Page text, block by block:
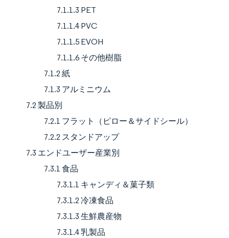
7.1.1.3 PET
7.1.1.4 PVC
7.1.1.5 EVOH
7.1.1.6 その他樹脂
7.1.2 紙
7.1.3 アルミニウム
7.2 製品別
7.2.1 フラット（ピロー＆サイドシール）
7.2.2 スタンドアップ
7.3 エンドユーザー産業別
7.3.1 食品
7.3.1.1 キャンディ＆菓子類
7.3.1.2 冷凍食品
7.3.1.3 生鮮農産物
7.3.1.4 乳製品